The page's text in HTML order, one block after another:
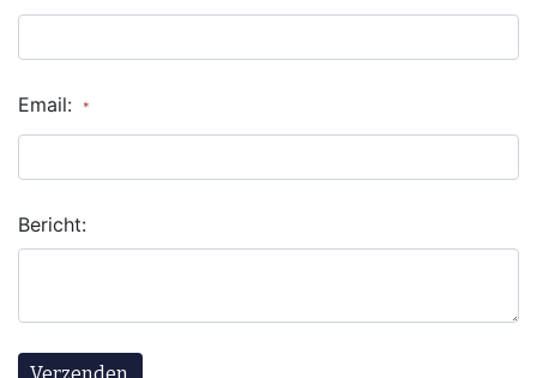
Email: *
Bericht: